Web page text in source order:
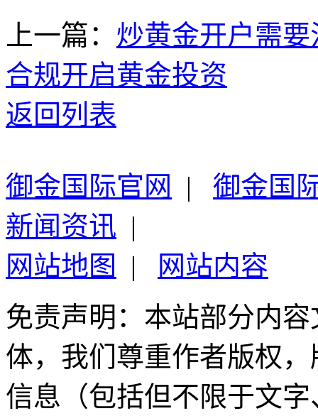
上一篇： 炒黄金开户需
合规开启黄金投资
返回列表
御金国际官网 | 御金国
新闻资讯 |
网站地图
|
网站内容
免责声明：本站部分内
体，我们尊重作者版权
信息（包括但不限于文